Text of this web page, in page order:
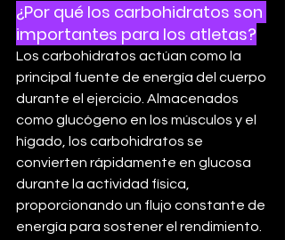
¿Por qué los carbohidratos son
importantes para los atletas?
Los carbohidratos actúan como la
principal fuente de energía del cuerpo
durante el ejercicio. Almacenados
como glucógeno en los músculos y el
hígado, los carbohidratos se
convierten rápidamente en glucosa
durante la actividad física,
proporcionando un flujo constante de
energía para sostener el rendimiento.